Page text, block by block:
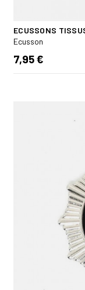
ECUSSONS
Ecusson
7,95 €